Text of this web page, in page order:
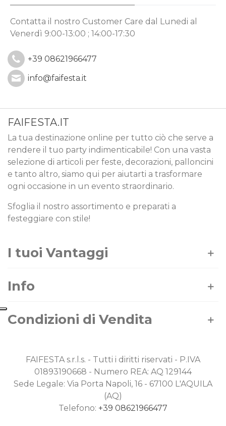
Contatta il nostro Customer Care dal Lunedi al
Venerdì 9:00-13:00 ; 14:00-17:30
+39 08621966477
info@faifesta.it
FAIFESTA.IT
La tua destinazione online per tutto ciò che serve a
rendere il tuo party indimenticabile! Con una vasta
selezione di articoli per feste, decorazioni, palloncini
e tanto altro, siamo qui per aiutarti a trasformare
ogni occasione in un evento straordinario.
Sfoglia il nostro assortimento e preparati a
festeggiare con stile!
I tuoi Vantaggi
Info
Condizioni di Vendita
FAIFESTA s.r.l.s. - Tutti i diritti riservati - P.IVA
01893190668 - Numero REA: AQ 129144
Sede Legale: Via Porta Napoli, 16 - 67100 L'AQUILA
(AQ)
Telefono: +39 08621966477